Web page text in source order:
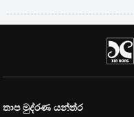
තාප මුද්රණ යන්ත්ර